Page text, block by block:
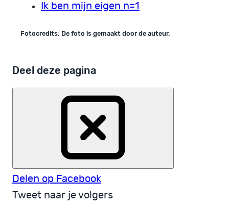
Ik ben mijn eigen n=1
Fotocredits: De foto is gemaakt door de auteur.
Deel deze pagina
Delen op Facebook
Tweet naar je volgers